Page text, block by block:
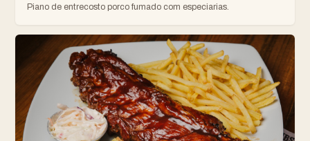
Piano de entrecosto porco fumado com especiarias.